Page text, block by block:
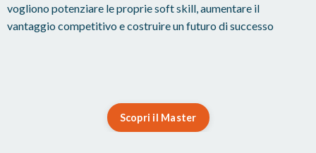
vogliono potenziare le proprie soft skill, aumentare il
vantaggio competitivo e costruire un futuro di successo
Scopri il Master